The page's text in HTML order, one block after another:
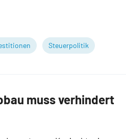
Steuerpolitik
muss verhindert